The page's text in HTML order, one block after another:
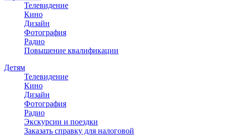
Телевидение
Кино
Дизайн
Фотография
Радио
Повышение квалификации
Детям
Телевидение
Кино
Дизайн
Фотография
Радио
Экскурсии и поездки
Заказать справку для налоговой